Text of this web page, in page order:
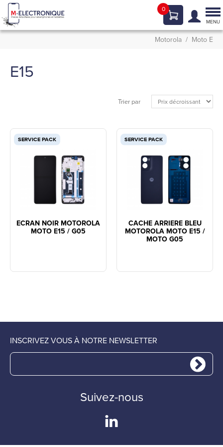
0
MENU
Motorola Moto E
E15
Trier par
SERVICE PACK
ECRAN NOIR MOTOROLA
MOTO E15 / G05
SERVICE PACK
CACHE ARRIERE BLEU
MOTOROLA MOTO E15 /
MOTO G05
INSCRIVEZ VOUS À NOTRE NEWSLETTER
Suivez-nous